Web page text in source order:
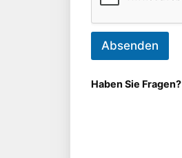
Absenden
Haben Sie Fragen?